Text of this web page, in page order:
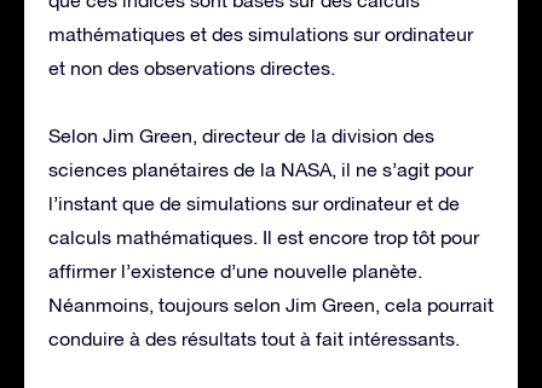
mathématiques et des simulations sur ordinateur
et non des observations directes.
Selon Jim Green, directeur de la division des
sciences planétaires de la NASA, il ne s’agit pour
l’instant que de simulations sur ordinateur et de
calculs mathématiques. Il est encore trop tôt pour
affirmer l’existence d’une nouvelle planète.
Néanmoins, toujours selon Jim Green, cela pourrait
conduire à des résultats tout à fait intéressants.